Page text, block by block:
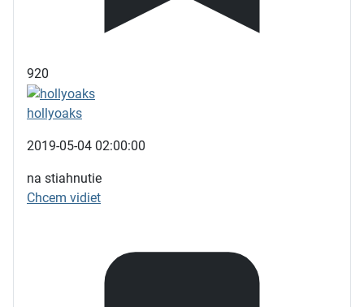
920
hollyoaks
2019-05-04 02:00:00
na stiahnutie
Chcem vidiet